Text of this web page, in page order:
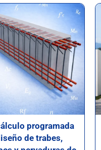
programada
de trabes,